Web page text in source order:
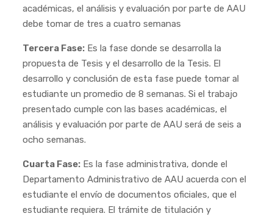
académicas, el análisis y evaluación por parte de AAU
debe tomar de tres a cuatro semanas
Tercera Fase:Es la fase donde se desarrolla la
propuesta de Tesis y el desarrollo de la Tesis. El
desarrollo y conclusión de esta fase puede tomar al
estudiante un promedio de 8 semanas. Si el trabajo
presentado cumple con las bases académicas, el
análisis y evaluación por parte de AAU será de seis a
ocho semanas.
Cuarta Fase:Es la fase administrativa, donde el
Departamento Administrativo de AAU acuerda con el
estudiante el envío de documentos oficiales, que el
estudiante requiera. El trámite de titulación y